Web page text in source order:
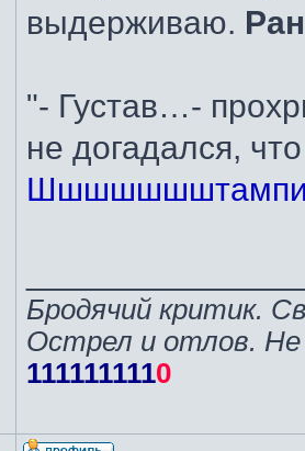
выдерживаю.
"- Густав…-
не догадался,
Бродячий критик.
Острел и отлов. Не
1111111110